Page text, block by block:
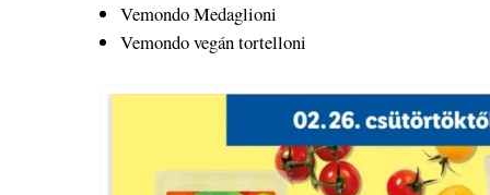
Vemondo Medaglioni
Vemondo vegán tortelloni